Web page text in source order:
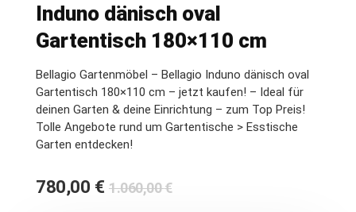
Induno dänisch oval
Gartentisch 180×110 cm
Bellagio Gartenmöbel – Bellagio Induno dänisch oval
Gartentisch 180×110 cm – jetzt kaufen! – Ideal für
deinen Garten & deine Einrichtung – zum Top Preis!
Tolle Angebote rund um Gartentische > Esstische
Garten entdecken!
1.060,00€Ursprünglicher
780,00 €
Aktueller